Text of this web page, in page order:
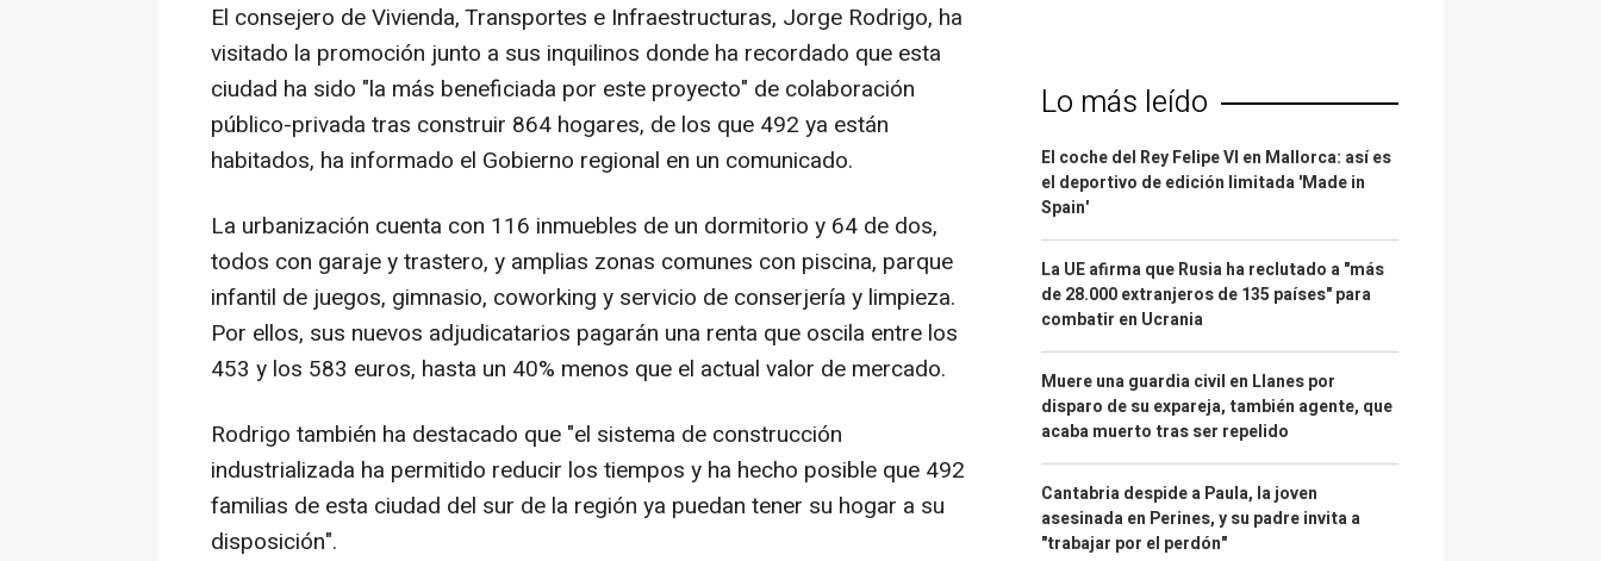
El consejero de Vivienda, Transportes e Infraestructuras, Jorge Rodrigo, ha
visitado la promoción junto a sus inquilinos donde ha recordado que esta
ciudad ha sido "la más beneficiada por este proyecto" de colaboración
público-privada tras construir 864 hogares, de los que 492 ya están
habitados, ha informado el Gobierno regional en un comunicado.
La urbanización cuenta con 116 inmuebles de un dormitorio y 64 de dos,
todos con garaje y trastero, y amplias zonas comunes con piscina, parque
infantil de juegos, gimnasio, coworking y servicio de conserjería y limpieza.
Por ellos, sus nuevos adjudicatarios pagarán una renta que oscila entre los
453 y los 583 euros, hasta un 40% menos que el actual valor de mercado.
Rodrigo también ha destacado que "el sistema de construcción
industrializada ha permitido reducir los tiempos y ha hecho posible que 492
familias de esta ciudad del sur de la región ya puedan tener su hogar a su
disposición".
Lo más leído
El coche del Rey Felipe VI en Mallorca: así es
el deportivo de edición limitada 'Made in
Spain'
La UE afirma que Rusia ha reclutado a "más
de 28.000 extranjeros de 135 países" para
combatir en Ucrania
Muere una guardia civil en Llanes por
disparo de su expareja, también agente, que
acaba muerto tras ser repelido
Cantabria despide a Paula, la joven
asesinada en Perines, y su padre invita a
"trabajar por el perdón"